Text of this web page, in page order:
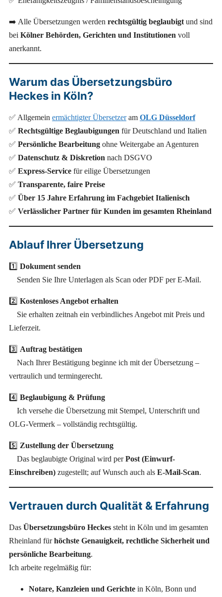
➡️ Alle Übersetzungen werden rechtsgültig beglaubigt und sind
bei Kölner Behörden, Gerichten und Institutionen voll
anerkannt.
Warum das Übersetzungsbüro
Heckes in Köln?
✅ Allgemein ermächtigter Übersetzeram OLG Düsseldorf
✅ Rechtsgültige Beglaubigungen für Deutschland und Italien
✅ Persönliche Bearbeitung ohne Weitergabe an Agenturen
✅ Datenschutz & Diskretion nach DSGVO
✅ Express-Service für eilige Übersetzungen
✅ Transparente, faire Preise
✅ Über 15 Jahre Erfahrung im Fachgebiet Italienisch
✅ Verlässlicher Partner für Kunden im gesamten Rheinland
Ablauf Ihrer Übersetzung
1️⃣ Dokument senden
Senden Sie Ihre Unterlagen als Scan oder PDF per E-Mail.
2️⃣ Kostenloses Angebot erhalten
Sie erhalten zeitnah ein verbindliches Angebot mit Preis und
Lieferzeit.
3️⃣ Auftrag bestätigen
Nach Ihrer Bestätigung beginne ich mit der Übersetzung –
vertraulich und termingerecht.
4️⃣ Beglaubigung & Prüfung
Ich versehe die Übersetzung mit Stempel, Unterschrift und
OLG-Vermerk – vollständig rechtsgültig.
5️⃣ Zustellung der Übersetzung
Das beglaubigte Original wird perPost (Einwurf-
Einschreiben) zugestellt; auf Wunsch auch als E-Mail-Scan.
Vertrauen durch Qualität & Erfahrung
Das Übersetzungsbüro Heckes steht in Köln und im gesamten
Rheinland fürhöchste Genauigkeit, rechtliche Sicherheit und
persönliche Bearbeitung.
Ich arbeite regelmäßig für:
Notare, Kanzleien und Gerichte in Köln, Bonn und